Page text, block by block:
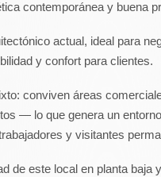
contemporánea y buena
actual, ideal para
y confort para clientes.
conviven áreas
— lo que genera un
y visitantes
de este local en planta baja